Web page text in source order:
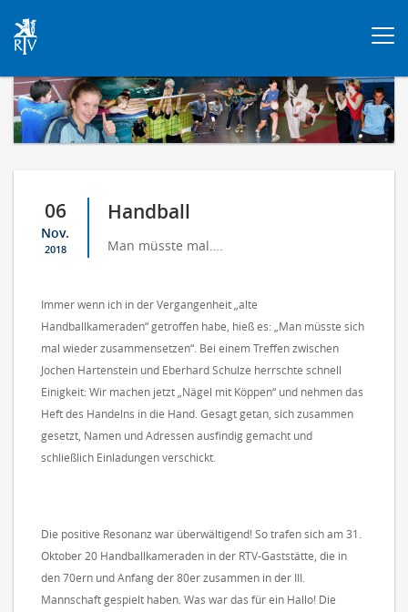
06
Nov.
2018
Handball
Man müsste mal….
Immer wenn ich in der Vergangenheit „alte
Handballkameraden“ getroffen habe, hieß es: „Man müsste sich
mal wieder zusammensetzen“. Bei einem Treffen zwischen
Jochen Hartenstein und Eberhard Schulze herrschte schnell
Einigkeit: Wir machen jetzt „Nägel mit Köppen“ und nehmen das
Heft des Handelns in die Hand. Gesagt getan, sich zusammen
gesetzt, Namen und Adressen ausfindig gemacht und
schließlich Einladungen verschickt.
Die positive Resonanz war überwältigend! So trafen sich am 31.
Oktober 20 Handballkameraden in der RTV-Gaststätte, die in
den 70ern und Anfang der 80er zusammen in der III.
Mannschaft gespielt haben. Was war das für ein Hallo! Die